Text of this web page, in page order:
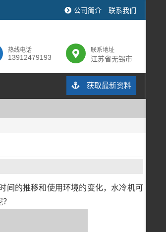
公司简介 联系我们
热线电话
13912479193
联系地址
江苏省无锡市
获取最新资料
间的推移和使用环境的变化，水冷机可